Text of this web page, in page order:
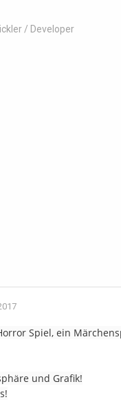
/ Developer
Spiel, ein
und Grafik!